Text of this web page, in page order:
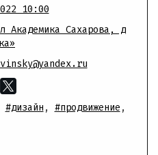
10:00
Академика Сахарова, д
#дизайн , #продвижение ,